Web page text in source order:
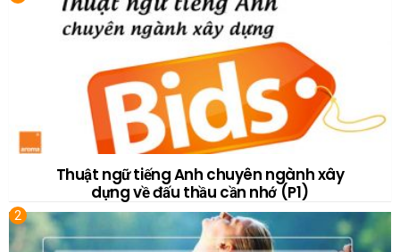
Thuật ngữ tiếng Anh chuyên ngành xây
dựng về đấu thầu cần nhớ (P1)